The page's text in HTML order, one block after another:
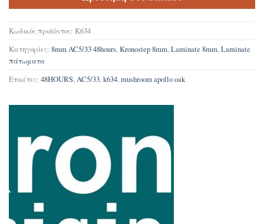
Κωδικός προϊόντος: K634
Κατηγορίες: 8mm AC5/33 48hours,Kronostep 8mm,Laminate 8mm,Laminate
πάτωματα
Ετικέτες: 48HOURS,AC5/33,k634,mushroom apollo oak